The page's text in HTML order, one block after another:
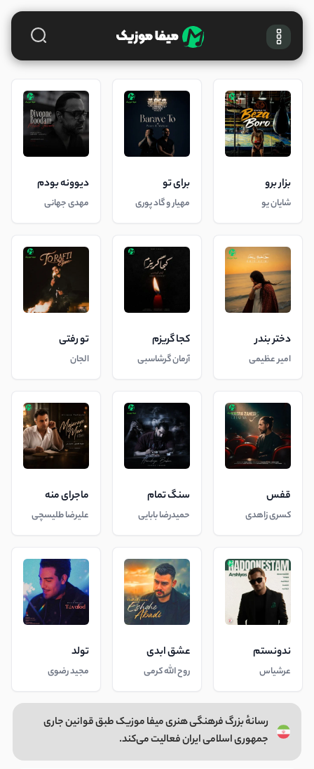
بزار برو
شایان یو
برای تو
مهیار و گاد پوری
دیوونه بودم
مهدی جهانی
دختر بندر
امیر عظیمی
کجا گریزم
آرمان گرشاسبی
تو رفتی
الجان
قفس
کسری زاهدی
سنگ تمام
حمیدرضا بابایی
ماجرای منه
علیرضا طلیسچی
ندونستم
عرشیاس
عشق ابدی
روح الله کرمی
تولد
مجید رضوی
رسانهٔ بزرگ فرهنگی هنری میفا موزیک طبق قوانین جاری
جمهوری اسلامی ایران فعالیت می‌کند.